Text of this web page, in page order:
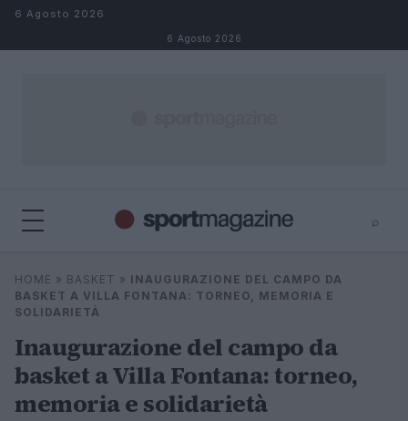
Salta al contenuto
6 Agosto 2026
6 Agosto 2026
⌕
Cerca
HOME » BASKET » INAUGURAZIONE DEL CAMPO DA
BASKET A VILLA FONTANA: TORNEO, MEMORIA E
SOLIDARIETÀ
Inaugurazione del campo da
basket a Villa Fontana: torneo,
memoria e solidarietà